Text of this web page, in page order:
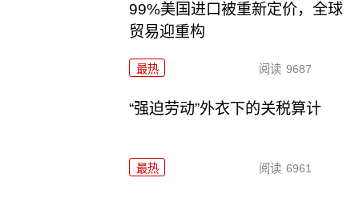
99%美国进口被重新定价，全球
贸易迎重构
最热 阅读 9687
“强迫劳动”外衣下的关税算计
最热 阅读 6961